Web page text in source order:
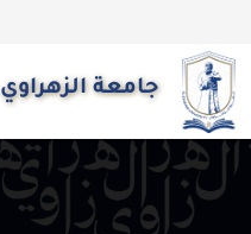
جامعة الزهراوي